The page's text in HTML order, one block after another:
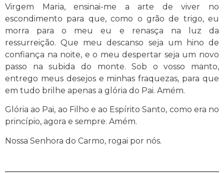
Virgem Maria, ensinai-me a arte de viver no
escondimento para que, como o grão de trigo, eu
morra para o meu eu e renasça na luz da
ressurreição. Que meu descanso seja um hino de
confiança na noite, e o meu despertar seja um novo
passo na subida do monte. Sob o vosso manto,
entrego meus desejos e minhas fraquezas, para que
em tudo brilhe apenas a glória do Pai. Amém.
Glória ao Pai, ao Filho e ao Espírito Santo, como era no
princípio, agora e sempre. Amém.
Nossa Senhora do Carmo, rogai por nós.